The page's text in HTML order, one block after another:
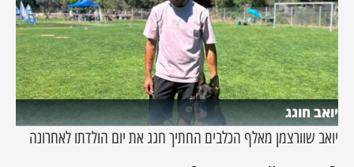
יואב חוגג
יואב שוורצמן מאלף הכלבים החתיך חגג את יום הולדתו לאחרונה